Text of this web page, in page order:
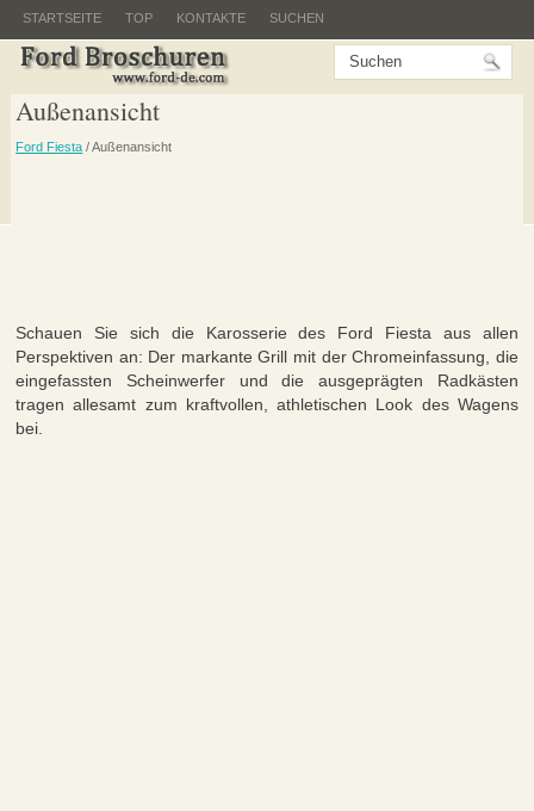
STARTSEITE TOP KONTAKTE SUCHEN
Außenansicht
Ford Fiesta / Außenansicht
Schauen Sie sich die Karosserie des Ford Fiesta aus allen
Perspektiven an: Der markante Grill mit der Chromeinfassung, die
eingefassten Scheinwerfer und die ausgeprägten Radkästen
tragen allesamt zum kraftvollen, athletischen Look des Wagens
bei.